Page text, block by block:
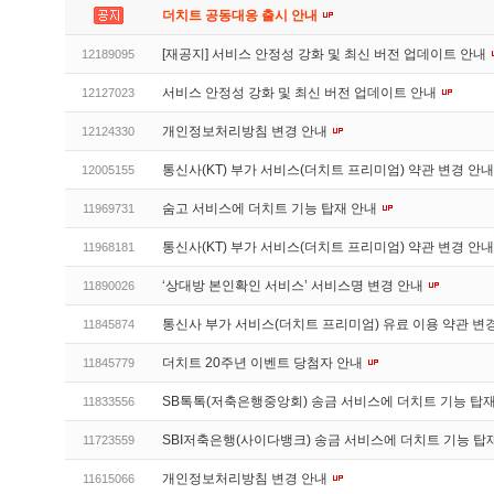
더치트 공동대응 출시 안내
12189095 [재공지] 서비스 안정성 강화 및 최신 버전 업데이트 안내
12127023 서비스 안정성 강화 및 최신 버전 업데이트 안내
12124330 개인정보처리방침 변경 안내
12005155 통신사(KT) 부가 서비스(더치트 프리미엄) 약관 변경 안내
11969731 숨고 서비스에 더치트 기능 탑재 안내
11968181 통신사(KT) 부가 서비스(더치트 프리미엄) 약관 변경 안내
11890026 ‘상대방 본인확인 서비스’ 서비스명 변경 안내
11845874 통신사 부가 서비스(더치트 프리미엄) 유료 이용 약관 변
11845779 더치트 20주년 이벤트 당첨자 안내
11833556 SB톡톡(저축은행중앙회) 송금 서비스에 더치트 기능 탑
11723559 SBI저축은행(사이다뱅크) 송금 서비스에 더치트 기능 탑
11615066 개인정보처리방침 변경 안내